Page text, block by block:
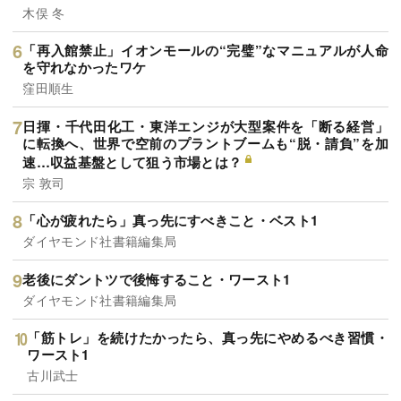
木俣 冬
「再入館禁止」イオンモールの“完璧”なマニュアルが人命
を守れなかったワケ
窪田順生
日揮・千代田化工・東洋エンジが大型案件を「断る経営」
に転換へ、世界で空前のプラントブームも“脱・請負”を加
速…収益基盤として狙う市場とは？
宗 敦司
「心が疲れたら」真っ先にすべきこと・ベスト1
ダイヤモンド社書籍編集局
老後にダントツで後悔すること・ワースト1
ダイヤモンド社書籍編集局
「筋トレ」を続けたかったら、真っ先にやめるべき習慣・
ワースト1
古川武士